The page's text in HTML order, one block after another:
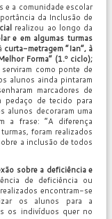
e a comunidade escolar
da Inclusão de
realizou ao longo da
e em algumas turmas
curta-metragem “Ian”, à
Forma” (1.º ciclo);
como ponte de
alunos ainda pintaram
marcadores de
pedaço de tecido para
alunos decoraram uma
a frase: “A diferença
foram realizados
a inclusão de todos
sobre a deficiência e
de deficiência ou
encontram-se
os alunos para a
os indivíduos quer no